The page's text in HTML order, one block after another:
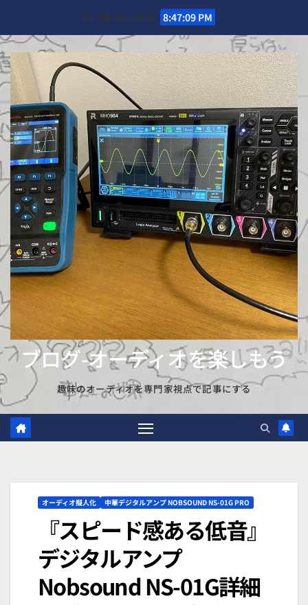
content
日. 8月 9th, 2026 8:47:11 PM
ブログ-オーディオを楽しもう
趣味のオーディオを専門家視点で記事にする
オーディオ擬人化 中華デジタルアンプ NOBSOUND NS-01G PRO
『スピード感ある低音』
デジタルアンプ
Nobsound NS-01G詳細